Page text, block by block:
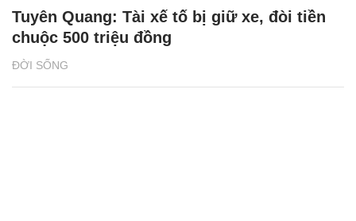
ĐỜI SỐNG
Tuyên Quang: Tài xế tố bị giữ xe, đòi tiền
chuộc 500 triệu đồng